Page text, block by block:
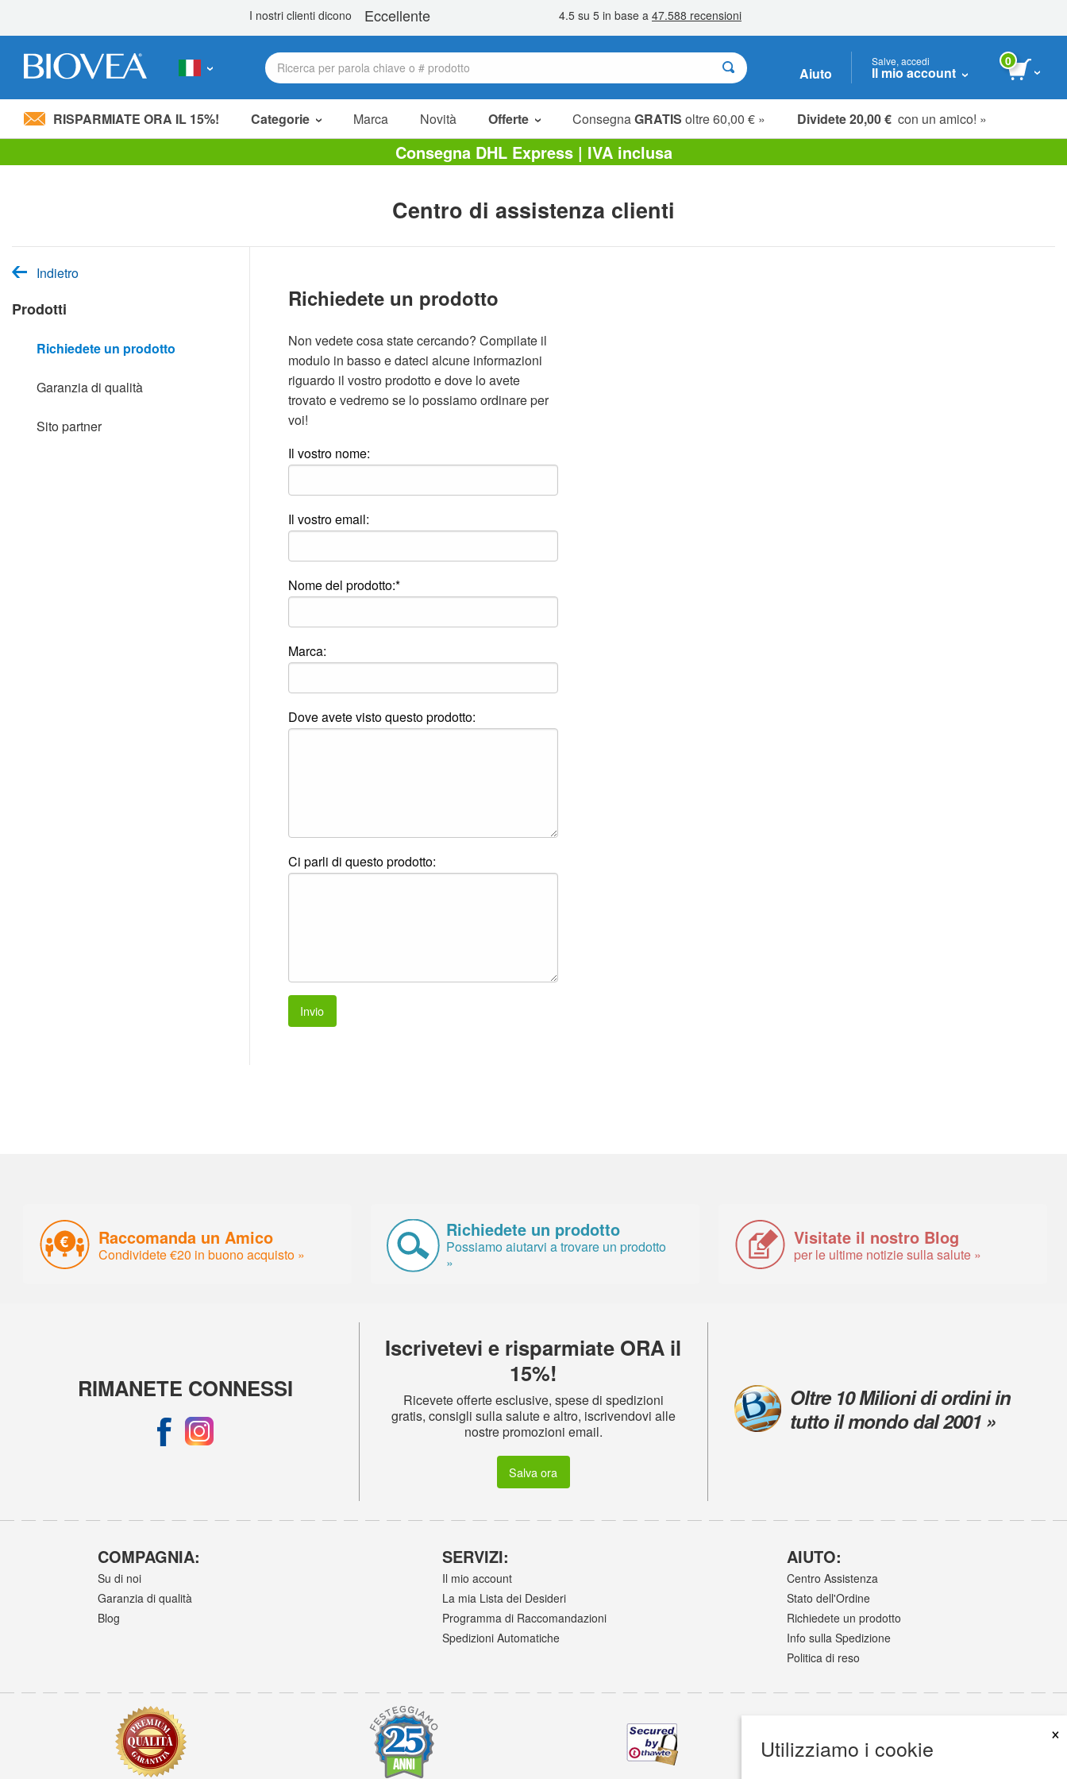
Nota:
sistema
accessibilità.
Control-
adattare
vedenti
Aiuto
Salve, accedi
Il mio account
0
RISPARMIATE ORA IL 15%! Categorie Marca Novità Offerte ConsegnaGRATIS oltre 60,00 € » Dividete 20,00 € con un amico! »
Articoli in offerta
Pacchetti
Consegna DHL Express | IVA inclusa
Utilizziamo i cookie
×
Centro di assistenza clienti
Indietro
Prodotti
Richiedete un prodotto
Garanzia di qualità
Sito partner
Richiedete un prodotto
Non vedete cosa state cercando? Compilate il
modulo in basso e dateci alcune informazioni
riguardo il vostro prodotto e dove lo avete
trovato e vedremo se lo possiamo ordinare per
voi!
Il vostro nome:
Il vostro email:
Nome del prodotto:*
Marca:
Dove avete visto questo prodotto:
Ci parli di questo prodotto:
Invio
Raccomanda un Amico
Condividete €20 in buono acquisto »
Richiedete un prodotto
Possiamo aiutarvi a trovare un prodotto
»
Visitate il nostro Blog
per le ultime notizie sulla salute »
RIMANETE CONNESSI
Iscrivetevi e risparmiate ORA il
15%!
Ricevete offerte esclusive, spese di spedizioni
gratis, consigli sulla salute e altro, iscrivendovi alle
nostre promozioni email.
Salva ora
Oltre 10 Milioni di ordini in
tutto il mondo dal 2001 »
COMPAGNIA:
Su di noi
Garanzia di qualità
Blog
SERVIZI:
Il mio account
La mia Lista dei Desideri
Programma di Raccomandazioni
Spedizioni Automatiche
AIUTO:
Centro Assistenza
Stato dell'Ordine
Richiedete un prodotto
Info sulla Spedizione
Politica di reso